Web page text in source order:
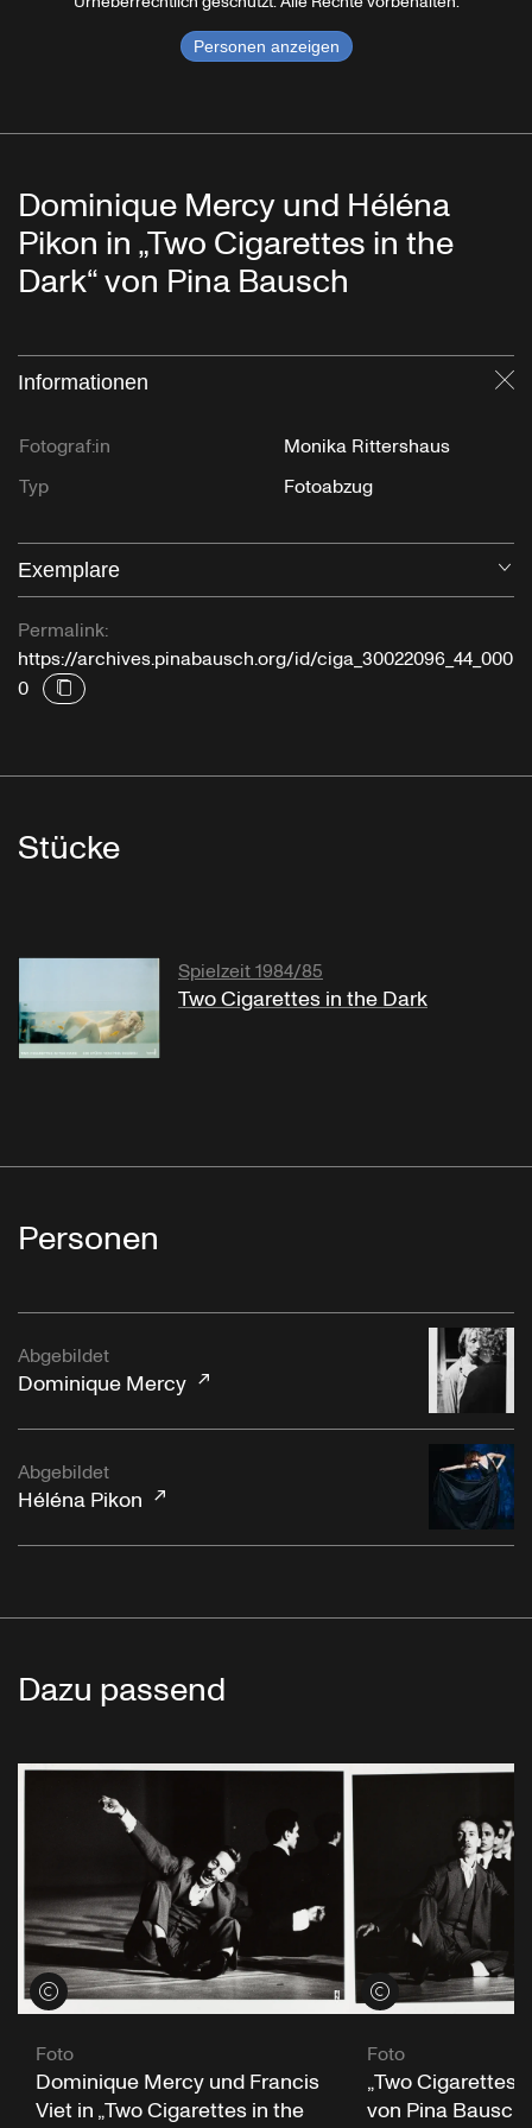
Personen anzeigen
Dominique Mercy und Héléna
Pikon in „Two Cigarettes in the
Dark“ von Pina Bausch
Informationen
Fotograf:in
Monika Rittershaus
Typ
Fotoabzug
Exemplare
Permalink:
https://archives.pinabausch.org/id/ciga_30022096_44_000
0
Stücke
Spielzeit 1984/85
Two Cigarettes in the Dark
Personen
Abgebildet
Dominique Mercy
Abgebildet
Héléna Pikon
Dazu passend
Credits öffnen
Foto
Dominique Mercy und Francis
Viet in „Two Cigarettes in the
Credits öffnen
Foto
„Two Cigarettes
von Pina Bausch